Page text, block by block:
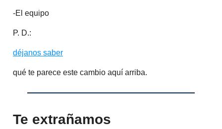
-El equipo
P. D.:
déjanos saber
qué te parece este cambio aquí arriba.
Te extrañamos